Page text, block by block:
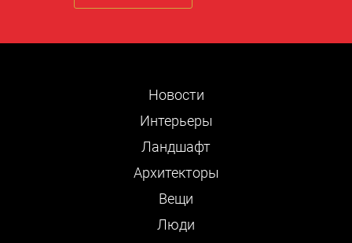
Новости
Интерьеры
Ландшафт
Архитекторы
Вещи
Люди